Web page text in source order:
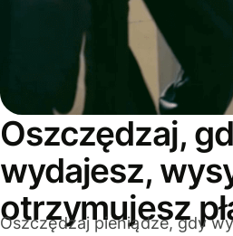
Oszczędzaj,
wydajesz,
otrzymujesz
Oszczędzaj pieniądze, gdy